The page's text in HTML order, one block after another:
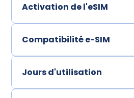
Activation de l'eSIM
Compatibilité e-SIM
Jours d'utilisation